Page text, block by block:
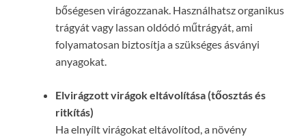
bőségesen virágozzanak. Használhatsz organikus
trágyát vagy lassan oldódó műtrágyát, ami
folyamatosan biztosítja a szükséges ásványi
anyagokat.
Elvirágzott virágok eltávolítása (tőosztás és
ritkítás)
Ha elnyílt virágokat eltávolítod, a növény